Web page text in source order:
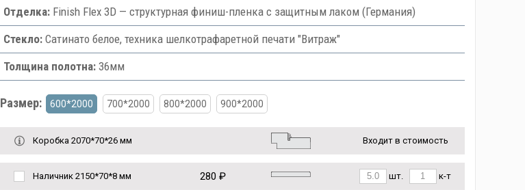
Отделка:Finish Flex 3D — структурная финиш-пленка с защитным лаком (Германия)
Стекло:Сатинато белое, техника шелкотрафаретной печати "Витраж"
Толщина полотна:36мм
Размер: 600*2000 700*2000 800*2000 900*2000
Коробка 2070*70*26 мм Входит в стоимость
Наличник 2150*70*8 мм 280 ₽ шт. к-т